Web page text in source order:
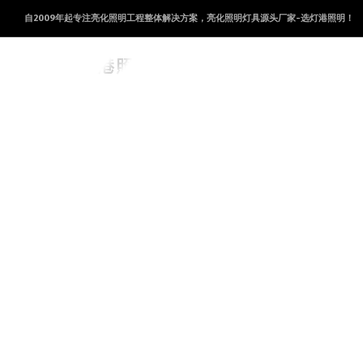
自2009年起专注亮化照明工程整体解决方案，亮化照明灯具源头厂家-选灯港照明！